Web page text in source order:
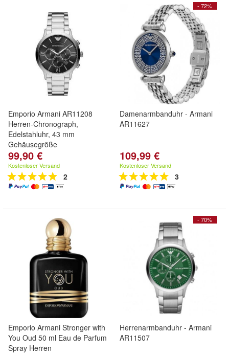
Emporio Armani AR11208
Herren-Chronograph,
Edelstahluhr, 43 mm
Gehäusegröße
99,90 €
Kostenloser Versand
2
- 72%
Damenarmbanduhr - Armani
AR11627
109,99 €
Kostenloser Versand
3
Emporio Armani Stronger with
You Oud 50 ml Eau de Parfum
Spray Herren
- 70%
Herrenarmbanduhr - Armani
AR11507